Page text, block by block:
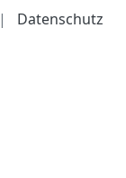
| Datenschutz